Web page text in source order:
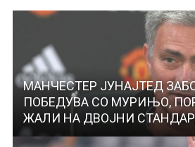
МАНЧЕСТЕР ЈУНАЈТЕД
ПОБЕДУВА СО МУРИЊО,
ЖАЛИ НА ДВОЈНИ